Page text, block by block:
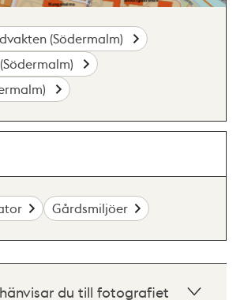
(Södermalm)
Gårdsmiljöer
du till fotografiet